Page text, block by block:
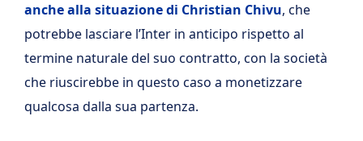
anche alla situazione di Christian Chivu, che
potrebbe lasciare l’Inter in anticipo rispetto al
termine naturale del suo contratto, con la società
che riuscirebbe in questo caso a monetizzare
qualcosa dalla sua partenza.